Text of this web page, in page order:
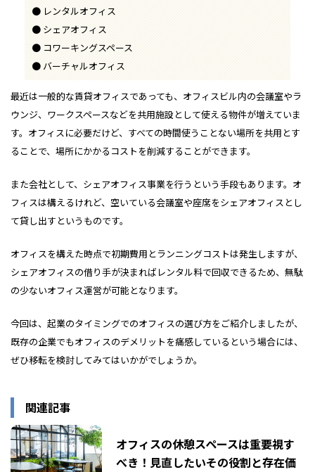
レンタルオフィス
シェアオフィス
コワーキングスペース
バーチャルオフィス
最近は一般的な賃貸オフィスであっても、オフィスビル内の会議室やラ
ウンジ、ワークスペースなどを共用施設として使える物件が増えていま
す。オフィスに必要だけど、すべての時間使うことない場所を共用とす
ることで、場所にかかるコストを削減することができます。
また会社として、シェアオフィス事業を行うという手段もあります。オ
フィスは構えるけれど、空いている会議室や座席をシェアオフィスとし
て貸し出すというものです。
オフィスを構えた時点で初期費用とランニングコストは発生しますが、
シェアオフィスの借り手が決まればレンタル料で回収できるため、無駄
の少ないオフィス運営が可能となります。
今回は、起業のタイミングでのオフィスの選び方をご紹介しましたが、
既存の企業でもオフィスのデメリットを痛感しているという場合には、
ぜひ移転を検討してみてはいかがでしょうか。
関連記事
オフィスの休憩スペースは重要視す
べき！見直したいその役割と存在価